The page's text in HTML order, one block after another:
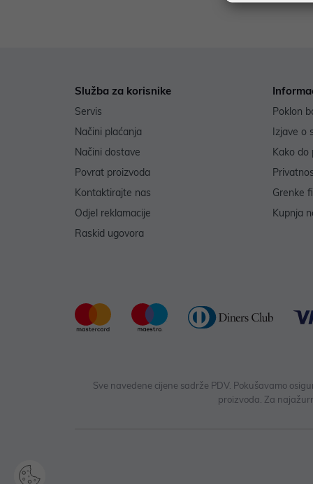
Služba za korisnike
Servis
Načini plaćanja
Načini dostave
Povrat proizvoda
Kontaktirajte nas
Odjel reklamacije
Raskid ugovora
Poklon
Izjave o
Kako do
Grenke
Kupnja
Sve navedene cijene sadrže PDV. Pokušavamo
proizvoda. Za